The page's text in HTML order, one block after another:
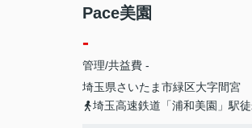
Pace美園
-
管理/共益費 -
埼玉県さいたま市緑区大字間宮
埼玉高速鉄道「浦和美園」駅